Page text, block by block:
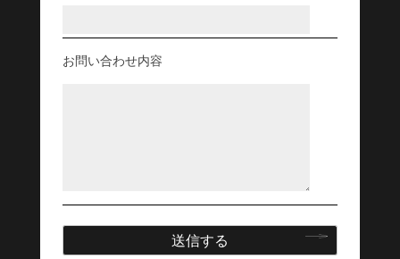
お問い合わせ内容